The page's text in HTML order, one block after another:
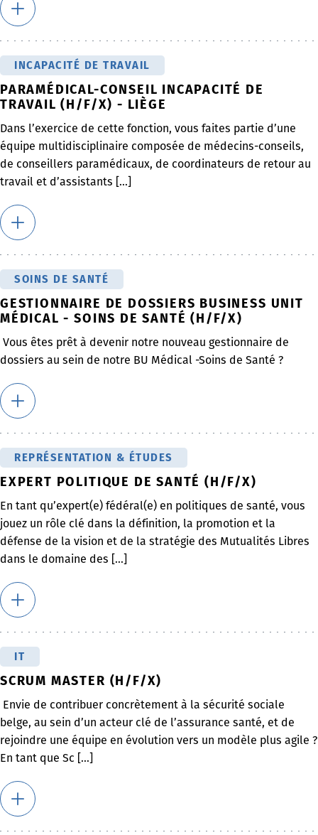
INCAPACITÉ DE TRAVAIL
PARAMÉDICAL-CONSEIL INCAPACITÉ DE
TRAVAIL (H/F/X) - LIÈGE
Dans l’exercice de cette fonction, vous faites partie d’une
équipe multidisciplinaire composée de médecins-conseils,
de conseillers paramédicaux, de coordinateurs de retour au
travail et d’assistants [...]
SOINS DE SANTÉ
GESTIONNAIRE DE DOSSIERS BUSINESS UNIT
MÉDICAL - SOINS DE SANTÉ (H/F/X)
Vous êtes prêt à devenir notre nouveau gestionnaire de
dossiers au sein de notre BU Médical -Soins de Santé ?
REPRÉSENTATION & ÉTUDES
EXPERT POLITIQUE DE SANTÉ (H/F/X)
En tant qu’expert(e) fédéral(e) en politiques de santé, vous
jouez un rôle clé dans la définition, la promotion et la
défense de la vision et de la stratégie des Mutualités Libres
dans le domaine des [...]
IT
SCRUM MASTER (H/F/X)
Envie de contribuer concrètement à la sécurité sociale
belge, au sein d’un acteur clé de l’assurance santé, et de
rejoindre une équipe en évolution vers un modèle plus agile ?
En tant que Sc [...]